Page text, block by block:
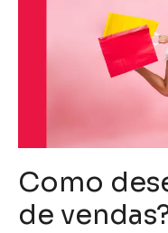
Como
de